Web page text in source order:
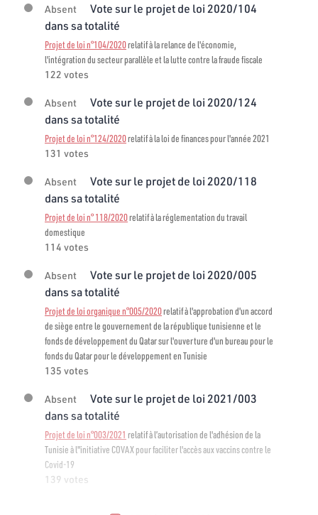
Absent
Vote sur le projet de loi 2020/104
dans sa totalité
Projet de loi n°104/2020relatif à la relance de l'économie,
l'intégration du secteur parallèle et la lutte contre la fraude fiscale
122 votes
Absent
Vote sur le projet de loi 2020/124
dans sa totalité
Projet de loi n°124/2020relatif à la loi de finances pour l'année 2021
131 votes
Absent
Vote sur le projet de loi 2020/118
dans sa totalité
Projet de loi n° 118/2020relatif à la réglementation du travail
domestique
114 votes
Absent
Vote sur le projet de loi 2020/005
dans sa totalité
Projet de loi organique n°005/2020relatif à l'approbation d'un accord
de siège entre le gouvernement de la république tunisienne et le
fonds de développement du Qatar sur l'ouverture d'un bureau pour le
fonds du Qatar pour le développement en Tunisie
135 votes
Absent
Vote sur le projet de loi 2021/003
dans sa totalité
Projet de loi n°003/2021 relatif à l’autorisation de l'adhésion de la
Tunisie à l"initiative COVAX pour faciliter l'accès aux vaccins contre le
Covid-19
139 votes